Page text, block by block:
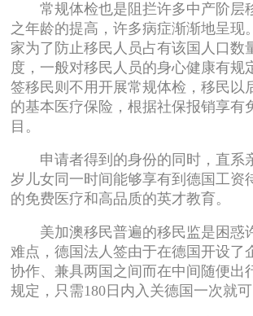
常规体检也是阻拦许多中产阶层
之年龄的提高，许多病症渐渐地呈现
家为了防止移民人员占有该国人口数
度，一般对移民人员的身心健康有规
签移民则不用开展常规体检，移民以
的基本医疗保险，根据社保报销享有
目。
申请者得到的身份的同时，直系
岁儿女同一时间能够享有到德国工资
的免费医疗和高品质的英才教育。
美加澳移民普遍的移民监是困惑
难点，德国法人签由于在德国开设了
协作、兼具两国之间而在中间随便出
规定，只需180日内入关德国一次就可